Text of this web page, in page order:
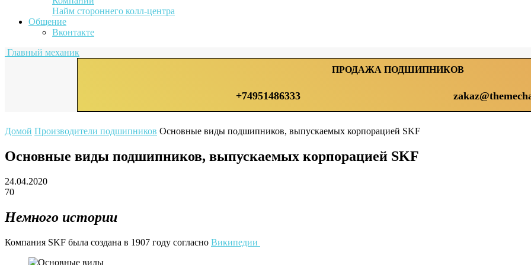
Найм стороннего колл-центра
Общение
Вконтакте
Главный механик
ПРОДАЖА ПОДШИПНИКОВ
+74951486333
Домой Производители подшипников Основные виды подшипников, выпускаемых корпорацией SKF
Основные виды подшипников, выпускаемых корпорацией SKF
24.04.2020
70
Немного истории
Компания SKF была создана в 1907 году согласно Википедии